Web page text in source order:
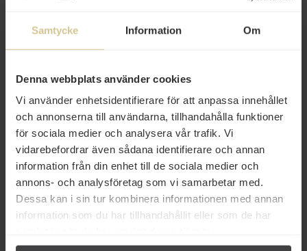
Samtycke Information Om
Denna webbplats använder cookies
Vi använder enhetsidentifierare för att anpassa innehållet
och annonserna till användarna, tillhandahålla funktioner
för sociala medier och analysera vår trafik. Vi
vidarebefordrar även sådana identifierare och annan
information från din enhet till de sociala medier och
annons- och analysföretag som vi samarbetar med.
Dessa kan i sin tur kombinera informationen med annan
information som du har tillhandahållit eller som de har
Betyg
Produktfakta
Prishistorik
Andra köper även